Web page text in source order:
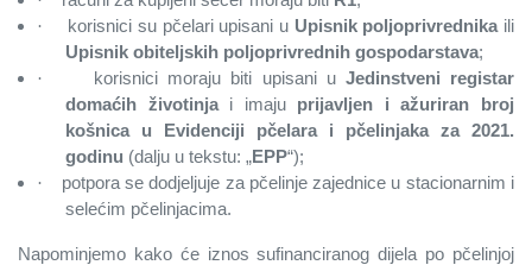
· korisnici su pčelari upisani u Upisnik poljoprivrednika ili
Upisnik obiteljskih poljoprivrednih gospodarstava;
· korisnici moraju biti upisani u Jedinstveni registar
domaćih životinjai imaju prijavljen i ažuriran broj
košnica u Evidenciji pčelara i pčelinjaka za 2021.
godinu (dalju u tekstu: „EPP“);
·
potpora se dodjeljuje za pčelinje zajednice u stacionarnim i
selećim pčelinjacima.
Napominjemo kako će iznos sufinanciranog dijela po pčelinjoj